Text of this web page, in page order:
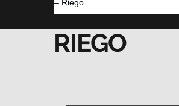
RIEGO